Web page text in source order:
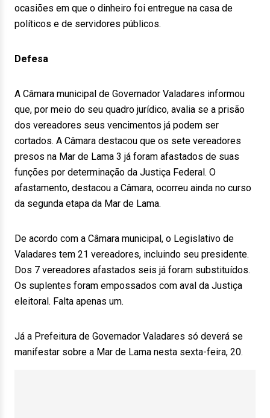
ocasiões em que o dinheiro foi entregue na casa de
políticos e de servidores públicos.
Defesa
A Câmara municipal de Governador Valadares informou
que, por meio do seu quadro jurídico, avalia se a prisão
dos vereadores seus vencimentos já podem ser
cortados. A Câmara destacou que os sete vereadores
presos na Mar de Lama 3 já foram afastados de suas
funções por determinação da Justiça Federal. O
afastamento, destacou a Câmara, ocorreu ainda no curso
da segunda etapa da Mar de Lama.
De acordo com a Câmara municipal, o Legislativo de
Valadares tem 21 vereadores, incluindo seu presidente.
Dos 7 vereadores afastados seis já foram substituídos.
Os suplentes foram empossados com aval da Justiça
eleitoral. Falta apenas um.
Já a Prefeitura de Governador Valadares só deverá se
manifestar sobre a Mar de Lama nesta sexta-feira, 20.